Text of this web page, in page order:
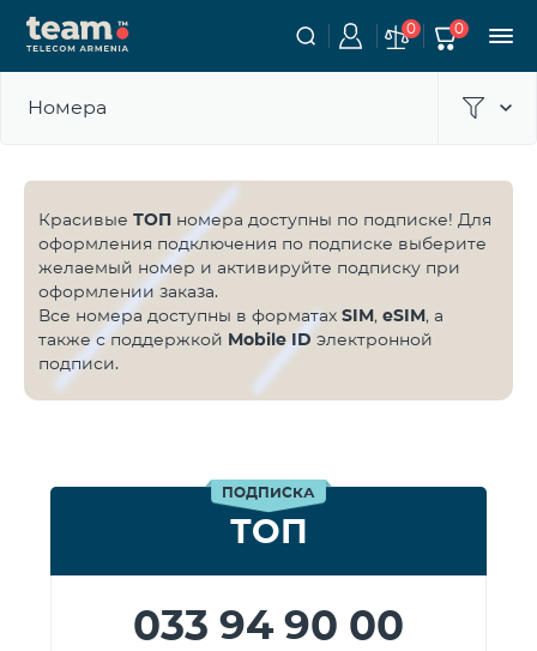
0 0
Номера
Красивые ТОП номера доступны по подписке! Для
оформления подключения по подписке выберите
желаемый номер и активируйте подписку при
оформлении заказа.
Все номера доступны в форматах SIM, eSIM, а
также с поддержкой Mobile ID электронной
подписи.
ПОДПИСКА
ТОП
033 94 90 00